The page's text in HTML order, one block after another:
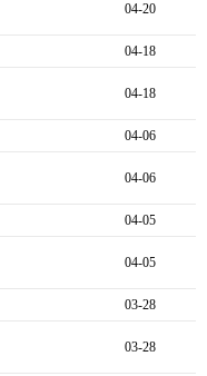
04-20
04-18
04-18
04-06
04-06
04-05
04-05
03-28
03-28